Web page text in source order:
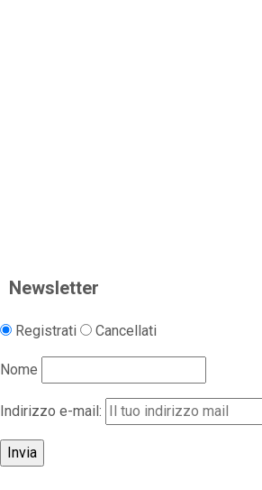
Newsletter
Registrati Cancellati
Nome
Indirizzo e-mail: